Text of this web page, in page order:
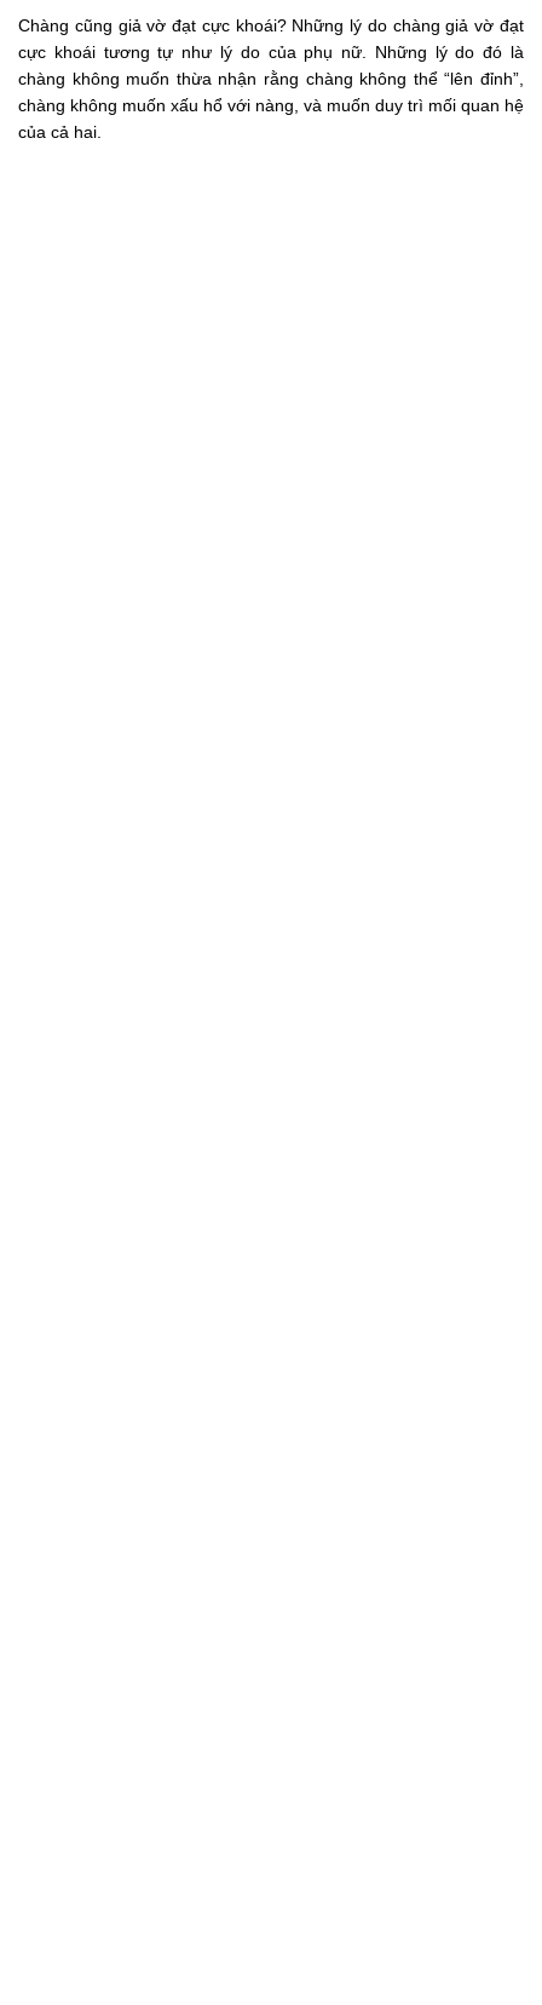
Chàng cũng giả vờ đạt cực khoái? Những lý do chàng giả vờ đạt
cực khoái tương tự như lý do của phụ nữ. Những lý do đó là
chàng không muốn thừa nhận rằng chàng không thể “lên đỉnh”,
chàng không muốn xấu hổ với nàng, và muốn duy trì mối quan hệ
của cả hai.